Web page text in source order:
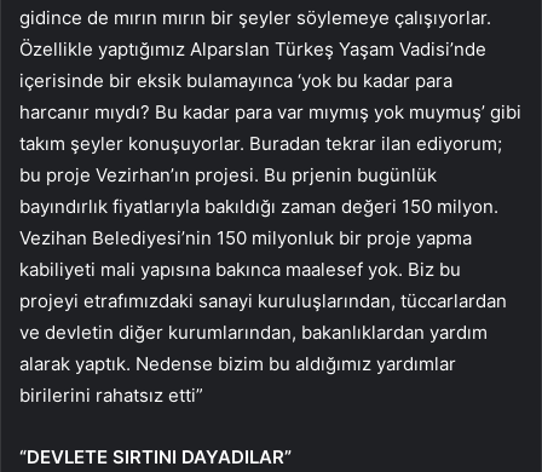
gidince de mırın mırın bir şeyler söylemeye çalışıyorlar.
Özellikle yaptığımız Alparslan Türkeş Yaşam Vadisi’nde
içerisinde bir eksik bulamayınca ‘yok bu kadar para
harcanır mıydı? Bu kadar para var mıymış yok muymuş’ gibi
takım şeyler konuşuyorlar. Buradan tekrar ilan ediyorum;
bu proje Vezirhan’ın projesi. Bu prjenin bugünlük
bayındırlık fiyatlarıyla bakıldığı zaman değeri 150 milyon.
Vezihan Belediyesi’nin 150 milyonluk bir proje yapma
kabiliyeti mali yapısına bakınca maalesef yok. Biz bu
projeyi etrafımızdaki sanayi kuruluşlarından, tüccarlardan
ve devletin diğer kurumlarından, bakanlıklardan yardım
alarak yaptık. Nedense bizim bu aldığımız yardımlar
birilerini rahatsız etti”
“DEVLETE SIRTINI DAYADILAR”